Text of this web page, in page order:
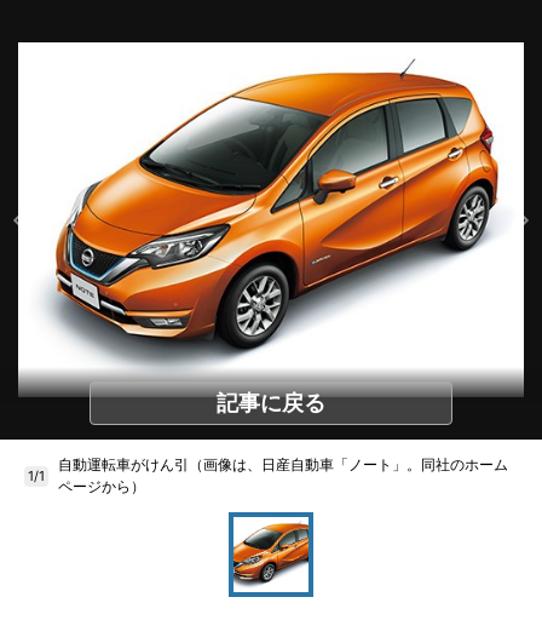
記事に戻る
1/1
自動運転車がけん引（画像は、日産自動車「ノート」。同社のホーム
ページから）